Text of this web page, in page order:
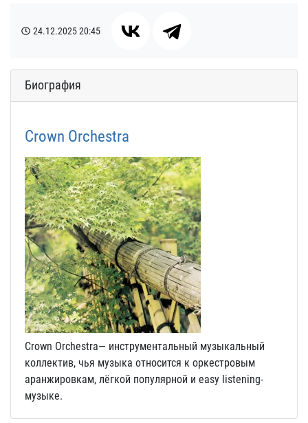
24.12.202520:45
Биография
Crown Orchestra
Crown Orchestra— инструментальный музыкальный
коллектив, чья музыка относится к оркестровым
аранжировкам, лёгкой популярной и easy listening-
музыке.